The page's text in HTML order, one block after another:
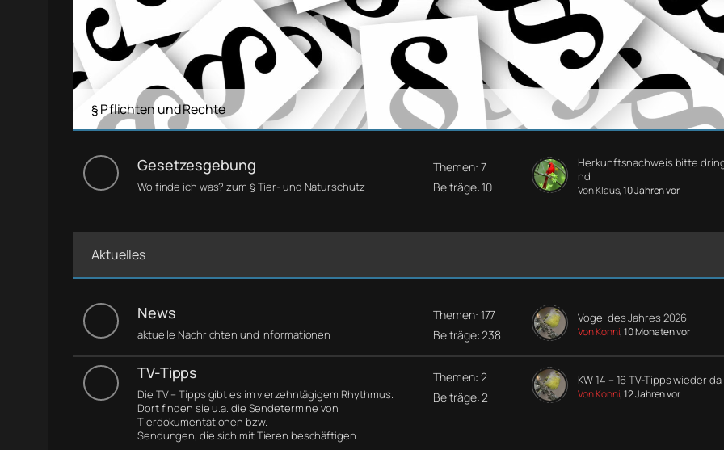
§ Pflichten und Rechte
Gesetzesgebung
Wo finde ich was? zum § Tier- und Naturschutz
Themen: 7
Beiträge: 10
Herkunftsnachweis bitte
nd
Von Klaus, 10 Jahren vor
Aktuelles
News
aktuelle Nachrichten und Informationen
Themen: 177
Beiträge: 238
Vogel des Jahres 2026
Von Konni, 10 Monaten vor
TV-Tipps
Die TV – Tipps gibt es im vierzehntägigem Rhythmus.
Dort finden sie u.a. die Sendetermine von
Tierdokumentationen bzw.
Sendungen, die sich mit Tieren beschäftigen.
Themen: 2
Beiträge: 2
KW 14 – 16 TV-Tipps wieder da
Von Konni, 12 Jahren vor